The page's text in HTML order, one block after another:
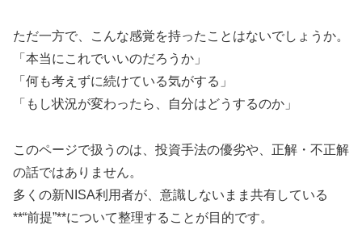
ただ一方で、こんな感覚を持ったことはないでしょうか。
「本当にこれでいいのだろうか」
「何も考えずに続けている気がする」
「もし状況が変わったら、自分はどうするのか」
このページで扱うのは、投資手法の優劣や、正解・不正解
の話ではありません。
多くの新NISA利用者が、意識しないまま共有している
**“前提”**について整理することが目的です。